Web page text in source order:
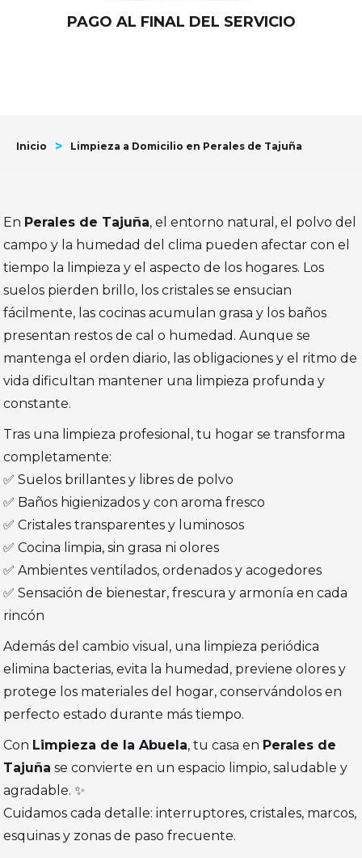
PAGO AL FINAL DEL SERVICIO
Inicio > Limpieza a Domicilio en Perales de Tajuña
En Perales de Tajuña, el entorno natural, el polvo del
campo y la humedad del clima pueden afectar con el
tiempo la limpieza y el aspecto de los hogares. Los
suelos pierden brillo, los cristales se ensucian
fácilmente, las cocinas acumulan grasa y los baños
presentan restos de cal o humedad. Aunque se
mantenga el orden diario, las obligaciones y el ritmo de
vida dificultan mantener una limpieza profunda y
constante.
Tras una limpieza profesional, tu hogar se transforma
completamente:
✅ Suelos brillantes y libres de polvo
✅ Baños higienizados y con aroma fresco
✅ Cristales transparentes y luminosos
✅ Cocina limpia, sin grasa ni olores
✅ Ambientes ventilados, ordenados y acogedores
✅ Sensación de bienestar, frescura y armonía en cada
rincón
Además del cambio visual, una limpieza periódica
elimina bacterias, evita la humedad, previene olores y
protege los materiales del hogar, conservándolos en
perfecto estado durante más tiempo.
Con Limpieza de la Abuela, tu casa en Perales de
Tajuña se convierte en un espacio limpio, saludable y
agradable. ✨
Cuidamos cada detalle: interruptores, cristales, marcos,
esquinas y zonas de paso frecuente.